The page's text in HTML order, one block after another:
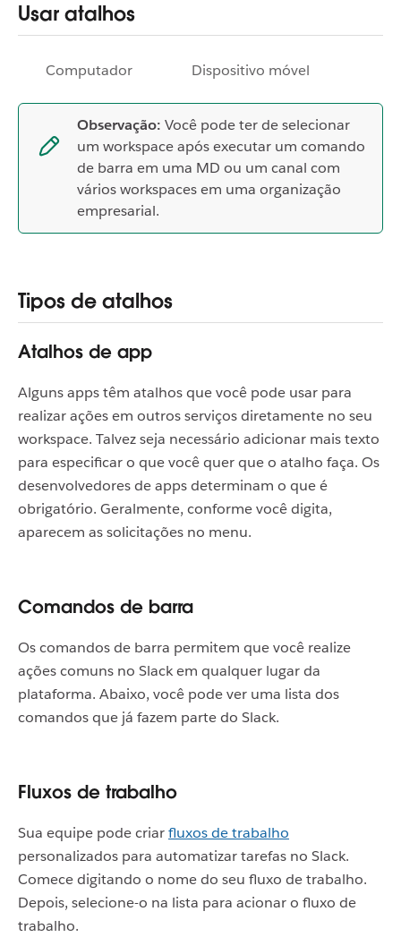
Usar atalhos
Computador Dispositivo móvel
Observação: Você pode ter de selecionar
um workspace após executar um comando
de barra em uma MD ou um canal com
vários workspaces em uma organização
empresarial.
Tipos de atalhos
Atalhos de app
Alguns apps têm atalhos que você pode usar para
realizar ações em outros serviços diretamente no seu
workspace. Talvez seja necessário adicionar mais texto
para especificar o que você quer que o atalho faça. Os
desenvolvedores de apps determinam o que é
obrigatório. Geralmente, conforme você digita,
aparecem as solicitações no menu.
Comandos de barra
Os comandos de barra permitem que você realize
ações comuns no Slack em qualquer lugar da
plataforma. Abaixo, você pode ver uma lista dos
comandos que já fazem parte do Slack.
Fluxos de trabalho
Sua equipe pode criarfluxos de trabalho
personalizados para automatizar tarefas no Slack.
Comece digitando o nome do seu fluxo de trabalho.
Depois, selecione-o na lista para acionar o fluxo de
trabalho.